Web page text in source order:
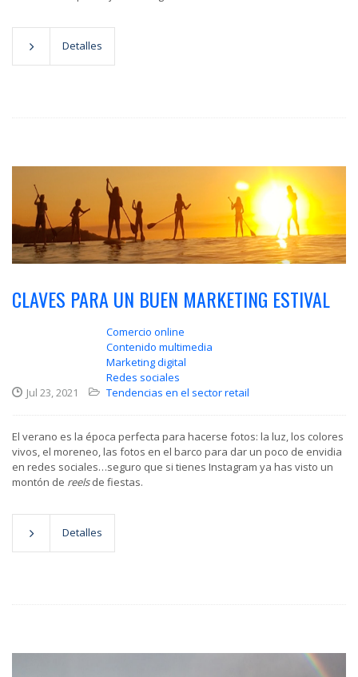
Detalles
CLAVES PARA UN BUEN MARKETING ESTIVAL
Jul 23, 2021
Comercio online
Contenido multimedia
Marketing digital
Redes sociales
Tendencias en el sector retail
El verano es la época perfecta para hacerse fotos: la luz, los colores
vivos, el moreneo, las fotos en el barco para dar un poco de envidia
en redes sociales…seguro que si tienes Instagram ya has visto un
montón de reelsde fiestas.
Detalles